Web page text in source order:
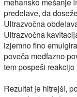
predelave, da
Ultrazvočna
Ultrazvočna
izjemno fino
poveča medfazno
tem pospeši
Rezultat je hitrejši,